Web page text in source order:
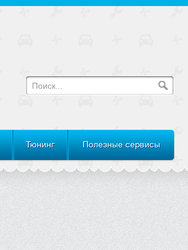
Тюнинг Полезные сервисы